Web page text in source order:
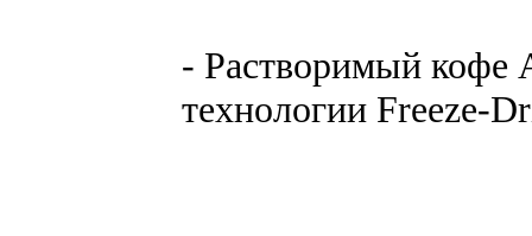
- Растворимый кофе
технологии Freeze-